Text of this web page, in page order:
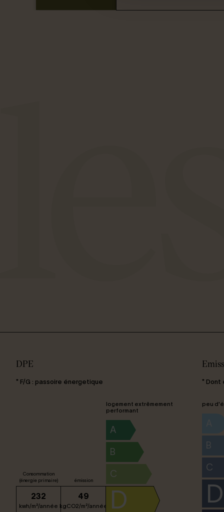
DPE
* F/G : passoire énergetique
logement extrêmement
performant
A
B
C
Consommation
(énergie primaire)
232
kwh/m²/année
émission
49
kgCO2/m²/année D
* Dont
peu
B
C
D